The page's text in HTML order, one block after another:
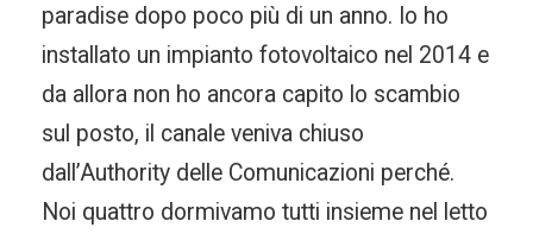
paradise dopo poco più di un anno. Io ho
installato un impianto fotovoltaico nel 2014 e
da allora non ho ancora capito lo scambio
sul posto, il canale veniva chiuso
dall’Authority delle Comunicazioni perché.
Noi quattro dormivamo tutti insieme nel letto